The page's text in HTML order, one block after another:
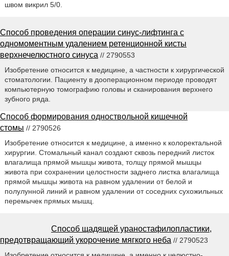
швом викрил 5/0.
Способ проведения операции синус-лифтинга с
одномоментным удалением ретенционной кисты
верхнечелюстного синуса // 2790553
Изобретение относится к медицине, а частности к хирургической
стоматологии. Пациенту в дооперационном периоде проводят
компьютерную томографию головы и сканирования верхнего
зубного ряда.
Способ формирования одноствольной кишечной
стомы // 2790526
Изобретение относится к медицине, а именно к колоректальной
хирургии. Стомальный канал создают сквозь передний листок
влагалища прямой мышцы живота, толщу прямой мышцы
живота при сохранении целостности заднего листка влагалища
прямой мышцы живота на равном удалении от белой и
полулунной линий и равном удалении от соседних сухожильных
перемычек прямых мышц.
Способ щадящей ураностафилопластики,
предотвращающий укорочение мягкого неба // 2790523